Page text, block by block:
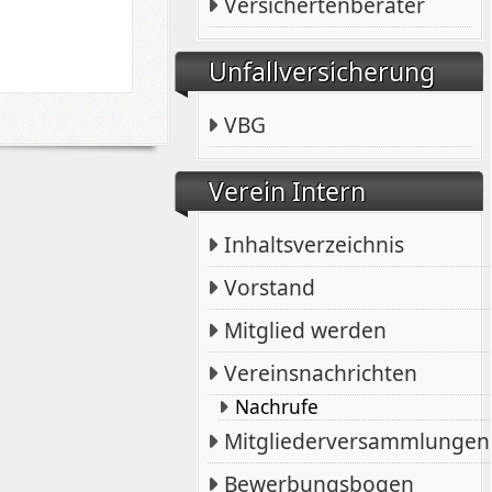
Unfallversicherung
VBG
Verein Intern
Inhaltsverzeichnis
Vorstand
Mitglied werden
Vereinsnachrichten
Nachrufe
Mitgliederversammlungen
Bewerbungsbogen